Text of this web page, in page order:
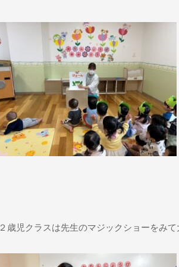
２歳児クラスは先生のマジックショーをみて